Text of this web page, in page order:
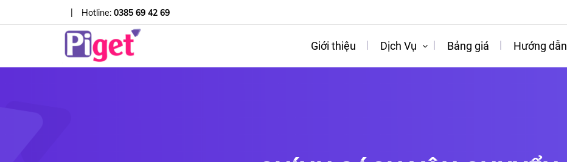
| Hotline: 0385 69 42 69
Giới thiệu Dịch Vụ Bảng giá Hướng dẫn